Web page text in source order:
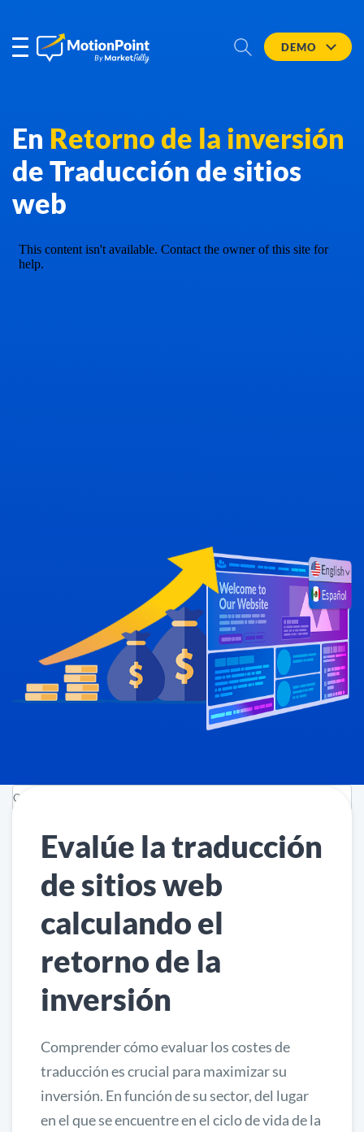
DEMO
En Retorno de la inversión
de Traducción de sitios
web
Evalúe la traducción
de sitios web
calculando el
retorno de la
inversión
Comprender cómo evaluar los costes de
traducción es crucial para maximizar su
inversión. En función de su sector, del lugar
en el que se encuentre en el ciclo de vida de la